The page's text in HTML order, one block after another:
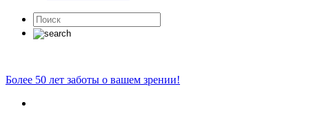
Более 50 лет заботы о вашем зрении!